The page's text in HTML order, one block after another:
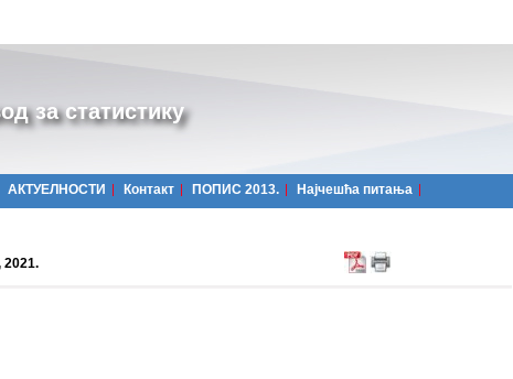
за статистику
АКТУЕЛНОСТИ Контакт ПОПИС 2013. Најчешћa питања
2021.